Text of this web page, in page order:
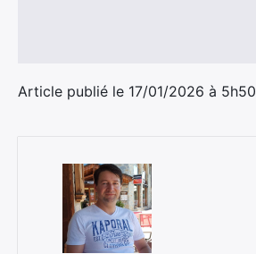
Article publié le 17/01/2026 à 5h50